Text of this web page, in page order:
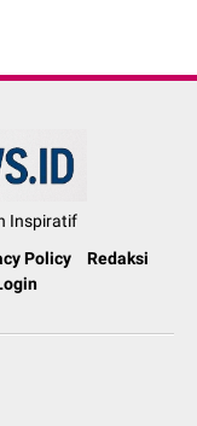
Inspiratif
Policy
Redaksi